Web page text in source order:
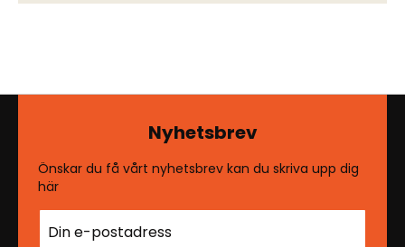
Nyhetsbrev
Önskar du få vårt nyhetsbrev kan du skriva upp dig
här